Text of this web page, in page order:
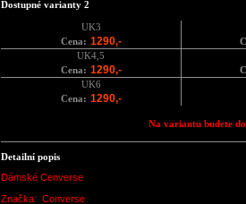
Dostupné varianty 2
UK3
Cena: 1290,-
UK4,5
Cena: 1290,-
UK6
Cena: 1290,-
Na variantu budete
Detailní popis
Dámské Cenverse
Značka: Converse